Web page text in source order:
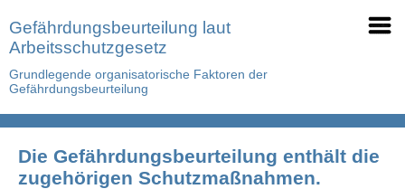
Gefährdungsbeurteilung laut
Arbeitsschutzgesetz
Grundlegende organisatorische Faktoren der
Gefährdungsbeurteilung
Die Gefährdungsbeurteilung enthält die
zugehörigen Schutzmaßnahmen.